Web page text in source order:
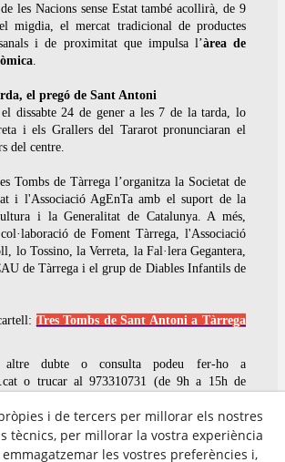
les Nacions sense Estat també acollirà, de 9
migdia, el mercat tradicional de productes
i de proximitat que impulsa l’àrea de
el pregó de Sant Antoni
dissabte 24 de gener a les 7 de la tarda, lo
i els Grallers del Tararot pronunciaran el
del centre.
Tombs de Tàrrega l’organitza la Societat de
i l'Associació AgEnTa amb el suport de la
i la Generalitat de Catalunya. A més,
de Foment Tàrrega, l'Associació
lo Tossino, la Verreta, la Fal·lera Gegantera,
de Tàrrega i el grup de Diables Infantils de
Tres Tombs de Sant Antoni a Tàrrega
altre dubte o consulta podeu fer-ho a
o trucar al 973310731 (de 9h a 15h de
i de tercers per millorar els nostres
tècnics, per millorar la vostra experiència
les vostres preferències i,